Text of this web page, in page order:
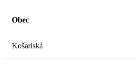
Obec
Košariská